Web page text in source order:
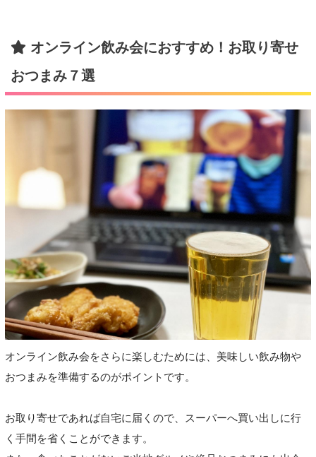
オンライン飲み会におすすめ！お取り寄せ
おつまみ７選
オンライン飲み会をさらに楽しむためには、美味しい飲み物や
おつまみを準備するのがポイントです。
お取り寄せであれば自宅に届くので、スーパーへ買い出しに行
く手間を省くことができます。